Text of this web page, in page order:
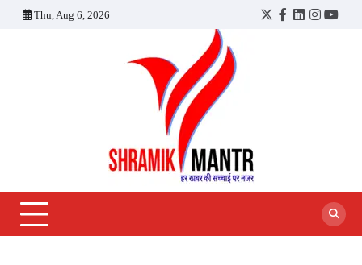
Thu, Aug 6, 2026
Twitter
Facebook
LinkedIn